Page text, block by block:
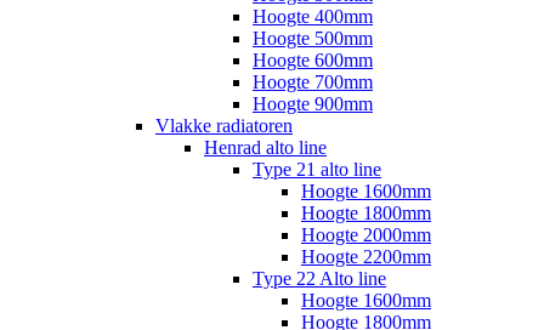
Hoogte 400mm
Hoogte 500mm
Hoogte 600mm
Hoogte 700mm
Hoogte 900mm
Vlakke radiatoren
Henrad alto line
Type 21 alto line
Hoogte 1600mm
Hoogte 1800mm
Hoogte 2000mm
Hoogte 2200mm
Type 22 Alto line
Hoogte 1600mm
Hoogte 1800mm